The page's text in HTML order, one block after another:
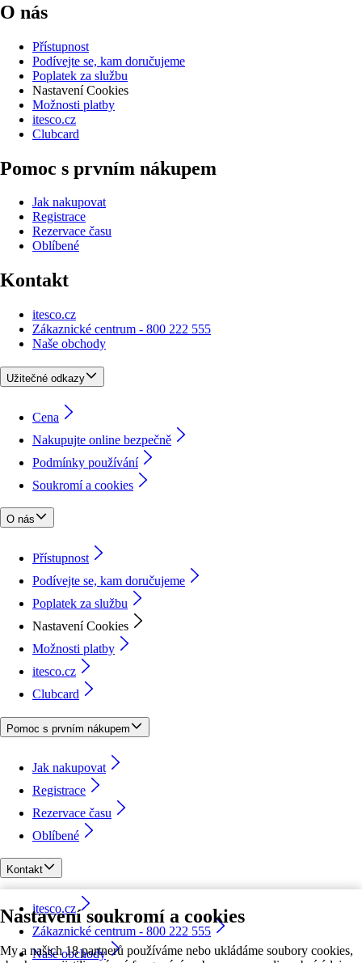
Nastavení soukromí a cookies
My a našich 18 partnerů používáme nebo ukládáme soubory cookies,
O nás
Přístupnost
Podívejte se, kam doručujeme
Poplatek za službu
Nastavení Cookies
Možnosti platby
itesco.cz
Clubcard
Pomoc s prvním nákupem
Jak nakupovat
Registrace
Rezervace času
Oblíbené
Kontakt
itesco.cz
Zákaznické centrum - 800 222 555
Naše obchody
Užitečné odkazy
Cena
Nakupujte online bezpečně
Podmínky používání
Soukromí a cookies
O nás
Přístupnost
Podívejte se, kam doručujeme
Poplatek za službu
Nastavení Cookies
Možnosti platby
itesco.cz
Clubcard
Pomoc s prvním nákupem
Jak nakupovat
Registrace
Rezervace času
Oblíbené
Kontakt
itesco.cz
Zákaznické centrum - 800 222 555
Naše obchody